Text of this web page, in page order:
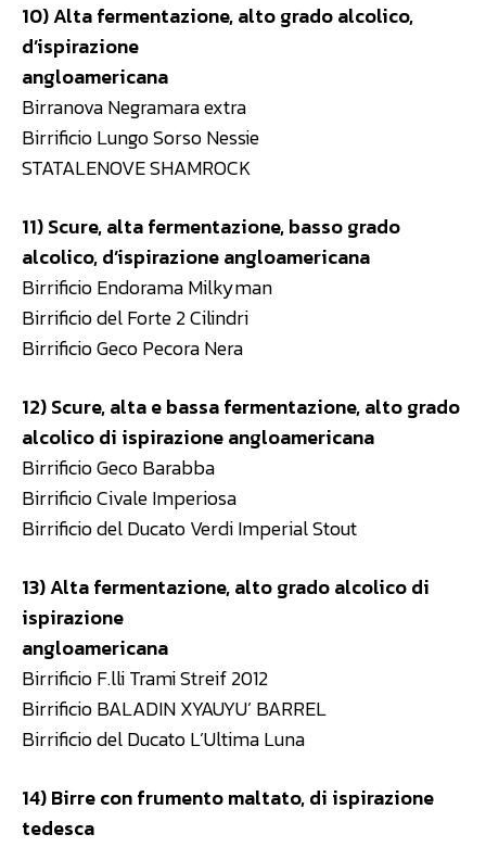
10) Alta fermentazione, alto grado alcolico,
d’ispirazione
angloamericana
Birranova Negramara extra
Birrificio Lungo Sorso Nessie
STATALENOVE SHAMROCK
11) Scure, alta fermentazione, basso grado
alcolico, d’ispirazione angloamericana
Birrificio Endorama Milkyman
Birrificio del Forte 2 Cilindri
Birrificio Geco Pecora Nera
12) Scure, alta e bassa fermentazione, alto grado
alcolico di ispirazione angloamericana
Birrificio Geco Barabba
Birrificio Civale Imperiosa
Birrificio del Ducato Verdi Imperial Stout
13) Alta fermentazione, alto grado alcolico di
ispirazione
angloamericana
Birrificio F.lli Trami Streif 2012
Birrificio BALADIN XYAUYU’ BARREL
Birrificio del Ducato L’Ultima Luna
14) Birre con frumento maltato, di ispirazione
tedesca